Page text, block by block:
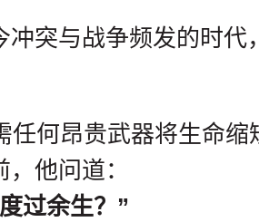
突与战争频发的时
何昂贵武器将生命
他问道：
过余生？”